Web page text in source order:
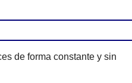
de forma constante y sin